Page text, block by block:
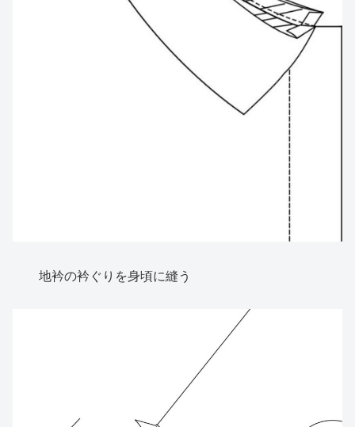
地衿の衿ぐりを身頃に縫う